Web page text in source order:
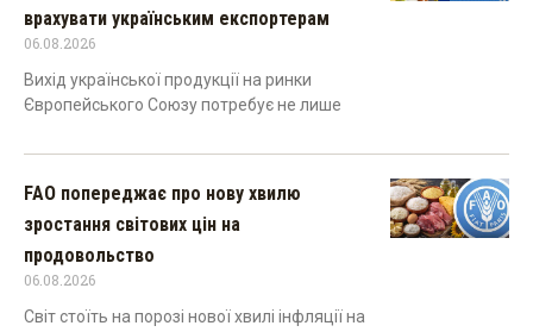
врахувати українським експортерам
06.08.2026
Вихід української продукції на ринки
Європейського Союзу потребує не лише
FAO попереджає про нову хвилю
зростання світових цін на
продовольство
06.08.2026
Світ стоїть на порозі нової хвилі інфляції на